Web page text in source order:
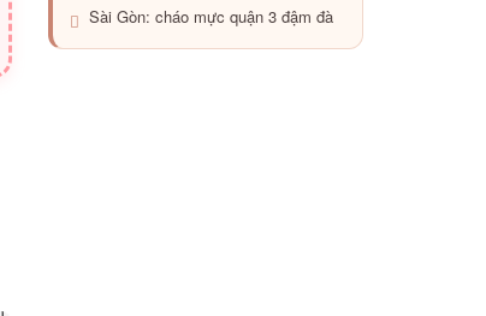
Sài Gòn: cháo mực quận 3 đậm đà